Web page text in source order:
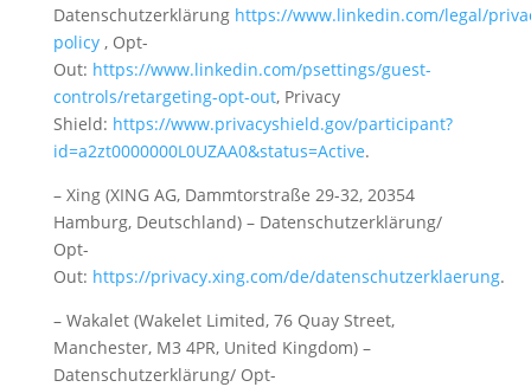
Datenschutzerklärung https://www.linkedin.com/legal/
policy, Opt-
Out: https://www.linkedin.com/psettings/guest-
controls/retargeting-opt-out, Privacy
Shield: https://www.privacyshield.gov/participant?
id=a2zt0000000L0UZAA0&status=Active.
– Xing (XING AG, Dammtorstraße 29-32, 20354
Hamburg, Deutschland) – Datenschutzerklärung/
Opt-
Out: https://privacy.xing.com/de/datenschutzerklaerung.
– Wakalet (Wakelet Limited, 76 Quay Street,
Manchester, M3 4PR, United Kingdom) –
Datenschutzerklärung/ Opt-